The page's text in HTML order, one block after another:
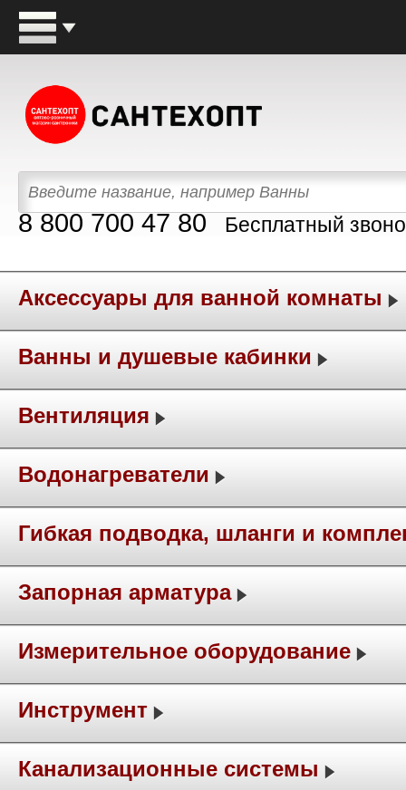
8 800 700 47 80 Бесплатный
Аксессуары для ванной комнаты
Ванны и душевые кабинки
Вентиляция
Водонагреватели
Гибкая подводка, шланги и
Запорная арматура
Измерительное оборудование
Инструмент
Канализационные системы